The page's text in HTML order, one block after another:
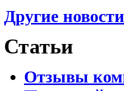
Другие новости
Статьи
Отзывы